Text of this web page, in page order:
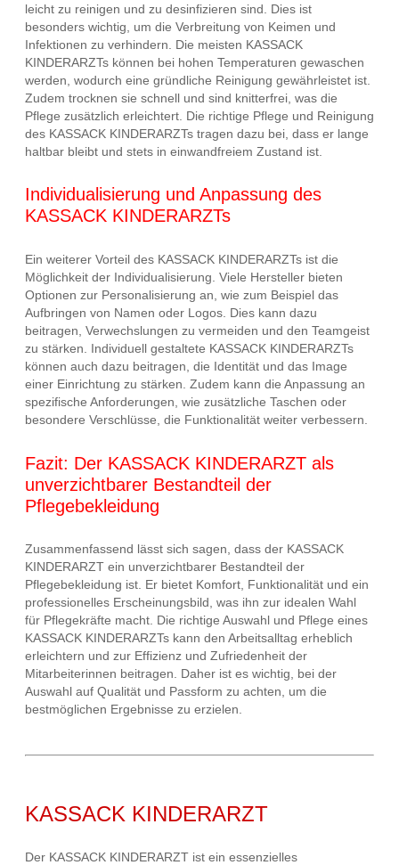
leicht zu reinigen und zu desinfizieren sind. Dies ist
besonders wichtig, um die Verbreitung von Keimen und
Infektionen zu verhindern. Die meisten KASSACK
KINDERARZTs können bei hohen Temperaturen gewaschen
werden, wodurch eine gründliche Reinigung gewährleistet ist.
Zudem trocknen sie schnell und sind knitterfrei, was die
Pflege zusätzlich erleichtert. Die richtige Pflege und Reinigung
des KASSACK KINDERARZTs tragen dazu bei, dass er lange
haltbar bleibt und stets in einwandfreiem Zustand ist.
Individualisierung und Anpassung des
KASSACK KINDERARZTs
Ein weiterer Vorteil des KASSACK KINDERARZTs ist die
Möglichkeit der Individualisierung. Viele Hersteller bieten
Optionen zur Personalisierung an, wie zum Beispiel das
Aufbringen von Namen oder Logos. Dies kann dazu
beitragen, Verwechslungen zu vermeiden und den Teamgeist
zu stärken. Individuell gestaltete KASSACK KINDERARZTs
können auch dazu beitragen, die Identität und das Image
einer Einrichtung zu stärken. Zudem kann die Anpassung an
spezifische Anforderungen, wie zusätzliche Taschen oder
besondere Verschlüsse, die Funktionalität weiter verbessern.
Fazit: Der KASSACK KINDERARZT als
unverzichtbarer Bestandteil der
Pflegebekleidung
Zusammenfassend lässt sich sagen, dass der KASSACK
KINDERARZT ein unverzichtbarer Bestandteil der
Pflegebekleidung ist. Er bietet Komfort, Funktionalität und ein
professionelles Erscheinungsbild, was ihn zur idealen Wahl
für Pflegekräfte macht. Die richtige Auswahl und Pflege eines
KASSACK KINDERARZTs kann den Arbeitsalltag erheblich
erleichtern und zur Effizienz und Zufriedenheit der
Mitarbeiterinnen beitragen. Daher ist es wichtig, bei der
Auswahl auf Qualität und Passform zu achten, um die
bestmöglichen Ergebnisse zu erzielen.
KASSACK KINDERARZT
Der KASSACK KINDERARZT ist ein essenzielles